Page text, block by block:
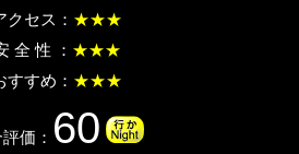
クセス： ★★★
全 性 ： ★★★
すすめ： ★★★
価： 60